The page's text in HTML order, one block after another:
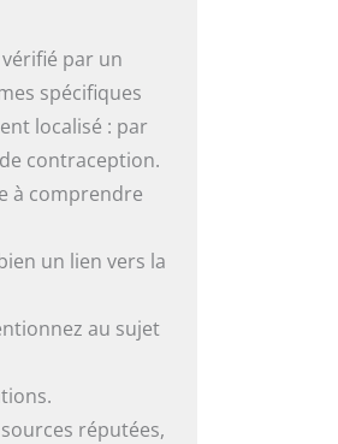
par un
spécifiques
localisé : par
contraception.
à comprendre
un lien vers la
au sujet
réputées,